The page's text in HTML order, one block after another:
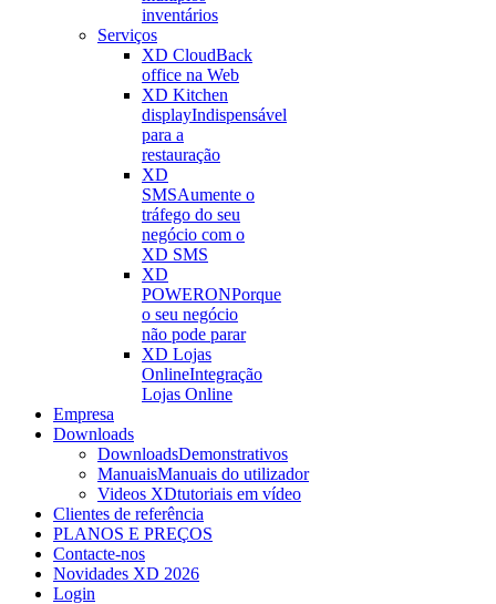
inventários
Serviços
XD CloudBack
office na Web
XD Kitchen
displayIndispensável
para a
restauração
XD
SMSAumente o
tráfego do seu
negócio com o
XD SMS
XD
POWERONPorque
o seu negócio
não pode parar
XD Lojas
OnlineIntegração
Lojas Online
Empresa
Downloads
DownloadsDemonstrativos
ManuaisManuais do utilizador
Videos XDtutoriais em vídeo
Clientes de referência
PLANOS E PREÇOS
Contacte-nos
Novidades XD 2026
Login